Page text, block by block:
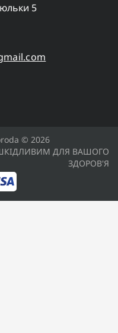
5
© 2026
ДЛЯ ВАШОГО
ЗДОРОВ'Я